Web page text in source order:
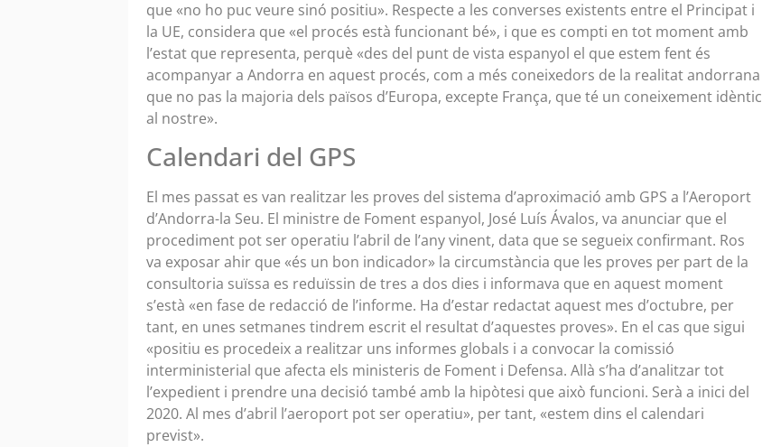
que «no ho puc veure sinó positiu». Respecte a les converses existents entre el Principat i
la UE, considera que «el procés està funcionant bé», i que es compti en tot moment amb
l’estat que representa, perquè «des del punt de vista espanyol el que estem fent és
acompanyar a Andorra en aquest procés, com a més coneixedors de la realitat andorrana
que no pas la majoria dels països d’Europa, excepte França, que té un coneixement idèntic
al nostre».
Calendari del GPS
El mes passat es van realitzar les proves del sistema d’aproximació amb GPS a l’Aeroport
d’Andorra-la Seu. El ministre de Foment espanyol, José Luís Ávalos, va anunciar que el
procediment pot ser operatiu l’abril de l’any vinent, data que se segueix confirmant. Ros
va exposar ahir que «és un bon indicador» la circumstància que les proves per part de la
consultoria suïssa es reduïssin de tres a dos dies i informava que en aquest moment
s’està «en fase de redacció de l’informe. Ha d’estar redactat aquest mes d’octubre, per
tant, en unes setmanes tindrem escrit el resultat d’aquestes proves». En el cas que sigui
«positiu es procedeix a realitzar uns informes globals i a convocar la comissió
interministerial que afecta els ministeris de Foment i Defensa. Allà s’ha d’analitzar tot
l’expedient i prendre una decisió també amb la hipòtesi que això funcioni. Serà a inici del
2020. Al mes d’abril l’aeroport pot ser operatiu», per tant, «estem dins el calendari
previst».